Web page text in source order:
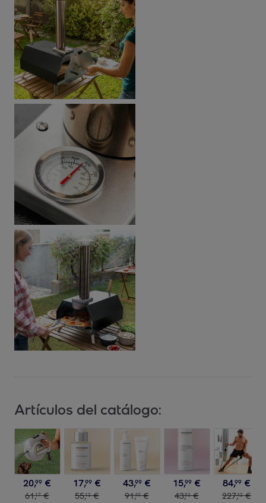
Artículos del catálogo:
20,99 €
61,17 €
17,99 €
55,12 €
43,99 €
91,40 €
15,99 €
43,02 €
84,99 €
227,42 €